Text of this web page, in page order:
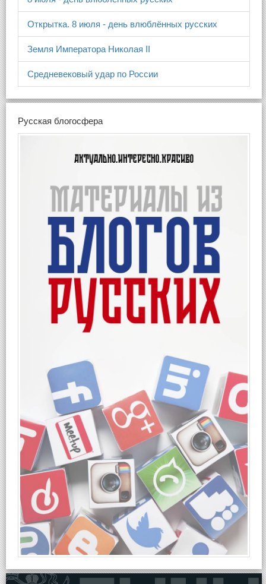
Открытка. 8 июля - день влюблённых русских
Земля Императора Николая II
Средневековый удар по России
Русская блогосфера